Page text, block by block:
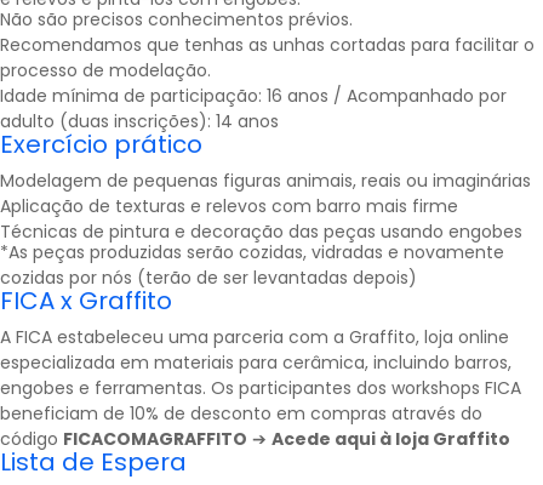
Não são precisos conhecimentos prévios.
Recomendamos que tenhas as unhas cortadas para facilitar o
processo de modelação.
Idade mínima de participação: 16 anos / Acompanhado por
adulto (duas inscrições): 14 anos
Exercício prático
Modelagem de pequenas figuras animais, reais ou imaginárias
Aplicação de texturas e relevos com barro mais firme
Técnicas de pintura e decoração das peças usando engobes
*As peças produzidas serão cozidas, vidradas e novamente
cozidas por nós (terão de ser levantadas depois)
FICA x Graffito
A FICA estabeleceu uma parceria com a Graffito, loja online
especializada em materiais para cerâmica, incluindo barros,
engobes e ferramentas. Os participantes dos workshops FICA
beneficiam de 10% de desconto em compras através do
código FICACOMAGRAFFITO ➔ Acede aqui à loja Graffito
Lista de Espera